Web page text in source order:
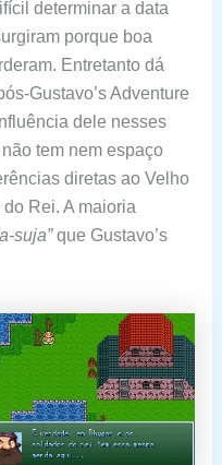
determinar a data
porque boa
Entretanto dá
Gustavo’s Adventure
dele nesses
tem nem espaço
diretas ao Velho
Rei. A maioria
suja”que Gustavo’s